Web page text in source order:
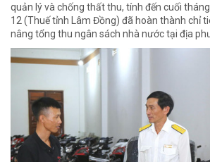
quản lý và chống thất thu, tính đến cuối
12 (Thuế tỉnh Lâm Đồng) đã hoàn thành chỉ
nâng tổng thu ngân sách nhà nước tại địa